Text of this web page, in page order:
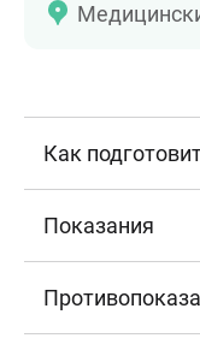
Как
Показания